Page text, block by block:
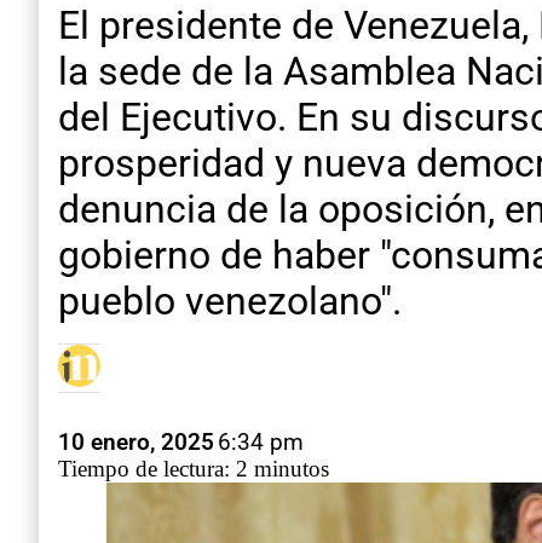
El presidente de
la sede de la Asamblea
del Ejecutivo. En su
prosperidad y nueva
denuncia de la oposición,
gobierno de haber
pueblo venezolano".
10 enero, 2025 6:34 pm
Tiempo de lectura: 2 minutos